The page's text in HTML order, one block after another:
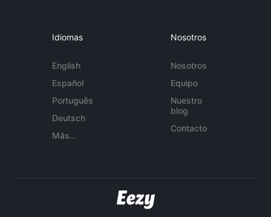
Idiomas
English
Español
Português
Deutsch
Más...
Nosotros
Nosotros
Equipo
Nuestro
blog
Contacto